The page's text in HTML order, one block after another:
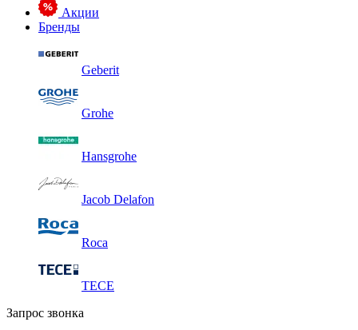
Акции
Бренды
Geberit
Grohe
Hansgrohe
Jacob Delafon
Roca
TECE
Запрос звонка